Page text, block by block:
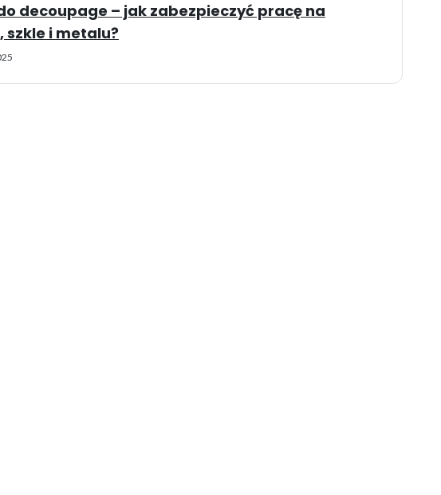
decoupage – jak zabezpieczyć pracę na
szkle i metalu?